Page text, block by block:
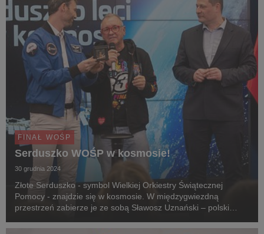
FINAŁ WOŚP
Serduszko WOŚP w kosmosie!
30 grudnia 2024
Złote Serduszko - symbol Wielkiej Orkiestry Świątecznej
Pomocy - znajdzie się w kosmosie. W międzygwiezdną
przestrzeń zabierze je ze sobą Sławosz Uznański – polski
Międzynarodową Stację Kosmiczną. 30 grudnia przy udziale